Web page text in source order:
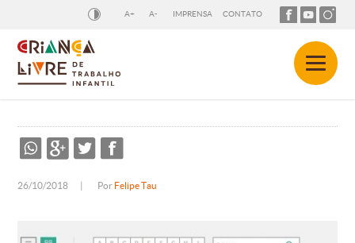
A+ A- IMPRENSA CONTATO
26/10/2018 Por Felipe Tau